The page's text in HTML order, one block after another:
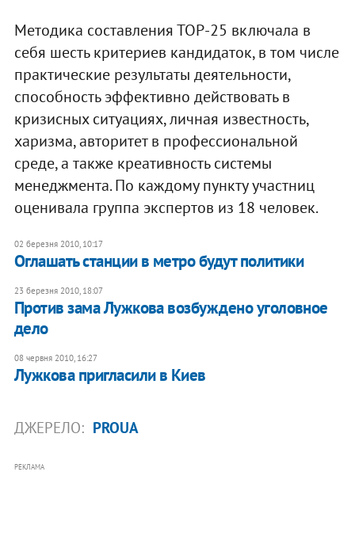
Методика составления ТОР-25 включала в
себя шесть критериев кандидаток, в том числе
практические результаты деятельности,
способность эффективно действовать в
кризисных ситуациях, личная известность,
харизма, авторитет в профессиональной
среде, а также креативность системы
менеджмента. По каждому пункту участниц
оценивала группа экспертов из 18 человек.
02 березня 2010, 10:17
Оглашать станции в метро будут политики
23 березня 2010, 18:07
Против зама Лужкова возбуждено уголовное
дело
08 червня 2010, 16:27
Лужкова пригласили в Киев
ДЖЕРЕЛО: PROUA
РЕКЛАМА